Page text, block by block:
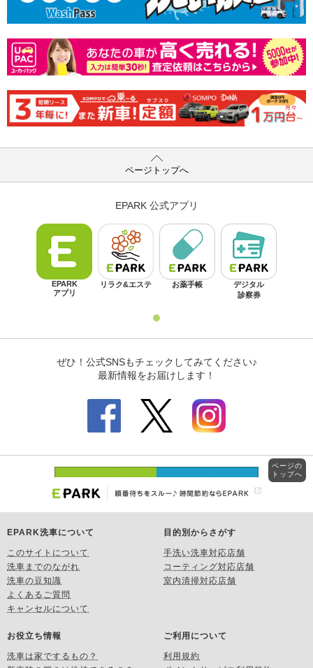
ページトップへ
EPARK洗車について
このサイトについて
洗車までのながれ
洗車の豆知識
よくあるご質問
キャンセルについて
目的別からさがす
手洗い洗車対応店舗
コーティング対応店舗
室内清掃対応店舗
お役立ち情報
洗車は家でするもの？
ご利用について
利用規約
ページの
トップへ